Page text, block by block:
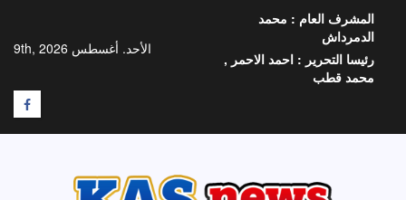
المحتوى
الأحد. أغسطس 9th, 2026
المشرف العام : محمد
الدمرداش
رئيسا التحرير : احمد الاحمر ,
محمد قطب
F